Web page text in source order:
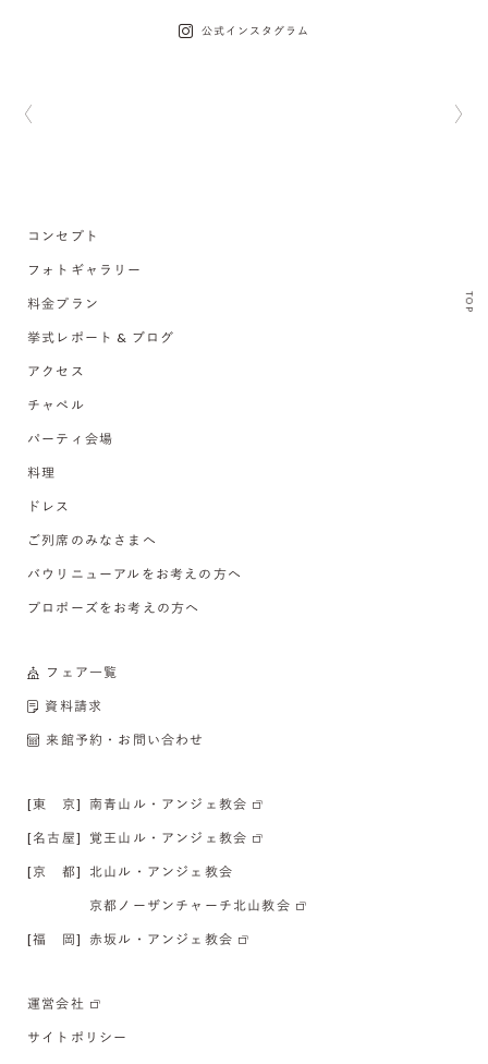
公式インスタグラム
TOP
コンセプト
フォトギャラリー
料金プラン
挙式レポート & ブログ
アクセス
チャペル
パーティ会場
料理
ドレス
ご列席のみなさまへ
バウリニューアルをお考えの方へ
プロポーズをお考えの方へ
フェア一覧
資料請求
来館予約・お問い合わせ
[東 京] 南青山ル・アンジェ教会
[名古屋] 覚王山ル・アンジェ教会
[京 都] 北山ル・アンジェ教会
京都ノーザンチャーチ北山教会
[福 岡] 赤坂ル・アンジェ教会
運営会社
サイトポリシー